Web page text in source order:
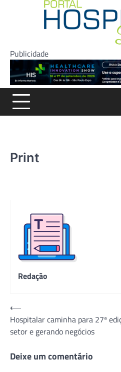
Publicidade
Print
Redação
Navegação
de
Post
⟵
Hospitalar caminha para 27ª
setor e gerando negócios
Deixe um comentário